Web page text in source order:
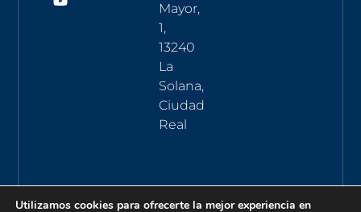
Mayor,
1,
13240
La
Solana,
Ciudad
Real
Utilizamos cookies para ofrecerte la mejor experiencia en